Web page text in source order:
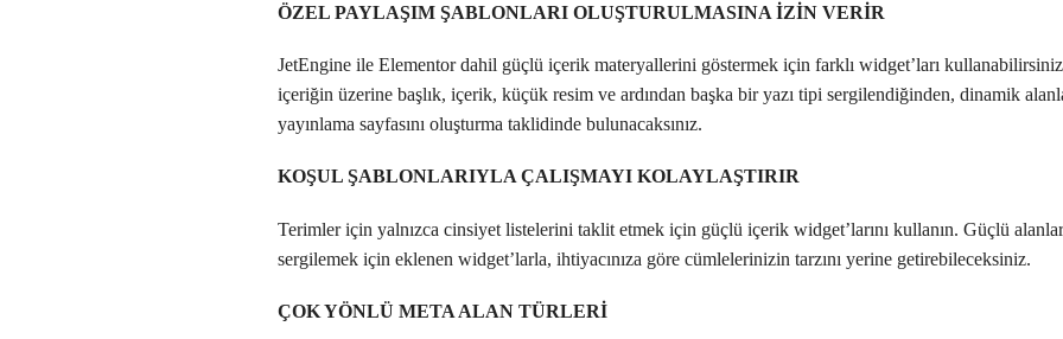
ÖZEL PAYLAŞIM ŞABLONLARI OLUŞTURULMASINA İZİN VERİR
JetEngine ile Elementor dahil güçlü içerik materyallerini göstermek için farklı widget’ları
içeriğin üzerine başlık, içerik, küçük resim ve ardından başka bir yazı tipi sergilendiğinden, dinamik
yayınlama sayfasını oluşturma taklidinde bulunacaksınız.
KOŞUL ŞABLONLARIYLA ÇALIŞMAYI KOLAYLAŞTIRIR
Terimler için yalnızca cinsiyet listelerini taklit etmek için güçlü içerik widget’larını kullanın. Güçlü
sergilemek için eklenen widget’larla, ihtiyacınıza göre cümlelerinizin tarzını yerine getirebileceksiniz.
ÇOK YÖNLÜ META ALAN TÜRLERİ